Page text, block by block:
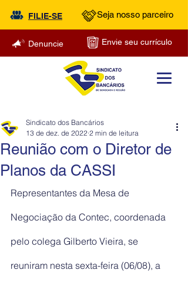
FILIE-SE Seja nosso parceiro
Denuncie Envie seu currículo
Reunião com o Diretor de
Planos da CASSI
Sindicato dos Bancários
13 de dez. de 2022 2 min de leitura
Representantes da Mesa de
Negociação da Contec, coordenada
pelo colega Gilberto Vieira, se
reuniram nesta sexta-feira (06/08), a